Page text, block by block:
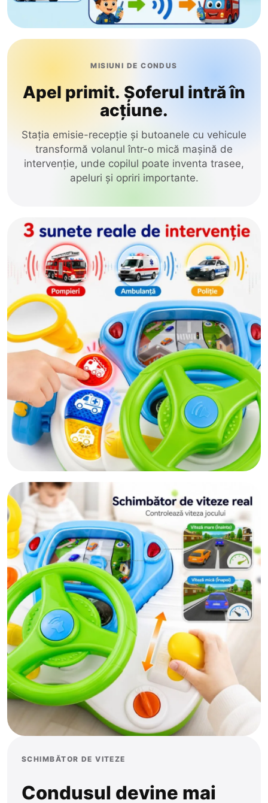
MISIUNI DE CONDUS
Apel primit. Șoferul intră în
acțiune.
Stația emisie-recepție și butoanele cu vehicule
transformă volanul într-o mică mașină de
intervenție, unde copilul poate inventa trasee,
apeluri și opriri importante.
SCHIMBĂTOR DE VITEZE
Condusul devine mai